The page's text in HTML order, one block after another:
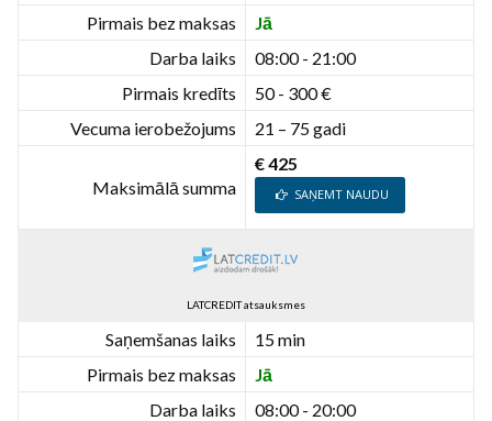
Pirmais bez maksas
Jā
Darba laiks
08:00 - 21:00
Pirmais kredīts
50 - 300 €
Vecuma ierobežojums
21 – 75 gadi
Maksimālā summa
€ 425
SAŅEMT NAUDU
LATCREDIT atsauksmes
Saņemšanas laiks
15 min
Pirmais bez maksas
Jā
Darba laiks
08:00 - 20:00